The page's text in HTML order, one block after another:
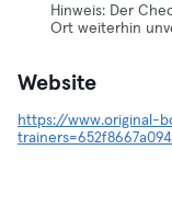
Hinweis: Der
Ort weiterhin
Website
https://www.original-